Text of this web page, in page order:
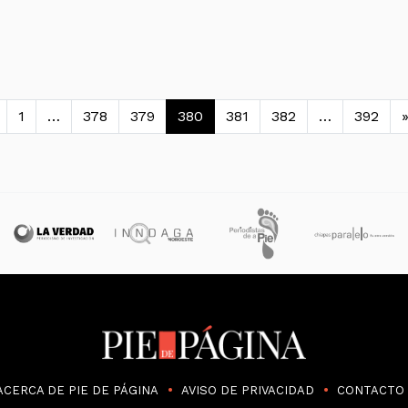
de entradas
1 … 378 379 380 381 382 … 392 »
DE PIE DE PÁGINA AVISO DE PRIVACIDAD CONTACTO